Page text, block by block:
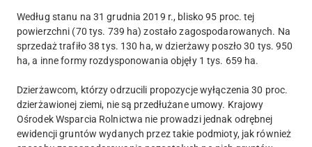
Według stanu na 31 grudnia 2019 r., blisko 95 proc. tej
powierzchni (70 tys. 739 ha) zostało zagospodarowanych. Na
sprzedaż trafiło 38 tys. 130 ha, w dzierżawy poszło 30 tys. 950
ha, a inne formy rozdysponowania objęły 1 tys. 659 ha.
Dzierżawcom, którzy odrzucili propozycje wyłączenia 30 proc.
dzierżawionej ziemi, nie są przedłużane umowy. Krajowy
Ośrodek Wsparcia Rolnictwa nie prowadzi jednak odrębnej
ewidencji gruntów wydanych przez takie podmioty, jak również